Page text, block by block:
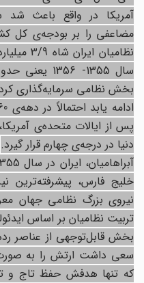
آمریکا در واقع باعث شد
مضاعفی را بر بودجه‌ی کل
بخش نظامی سرمایه‌گذاری
پس از ایالات متحده‌ی
دنیا در درجه‌ی چهارم قرار گیرد.
خلیج فارس، پیشرفته‌ترین
نیروی بزرگ نظامی جهان
تربیت نظامیان بر اساس
بخش قابل‌توجهی از عناصر
سعی داشت ارتش را به صورت
که تنها هدفش حفظ تاج و